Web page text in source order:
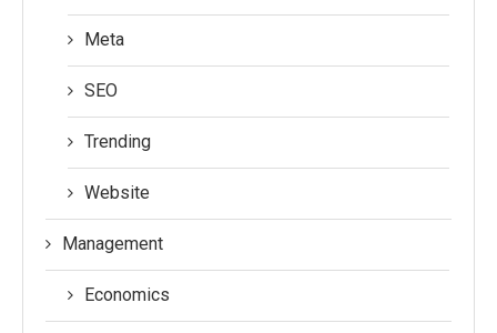
Meta
SEO
Trending
Website
Management
Economics